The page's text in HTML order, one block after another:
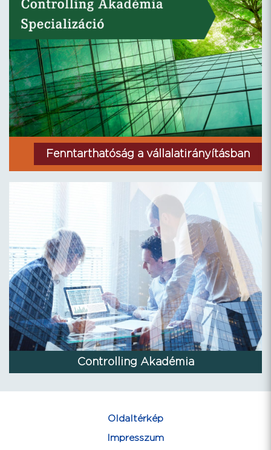
Fenntarthatóság a vállalatirányításban
Controlling Akadémia
Oldaltérkép
Impresszum